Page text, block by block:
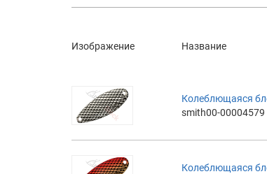
Изображение Название
Колеблющаяся
smith00-00004579
Колеблющаяся